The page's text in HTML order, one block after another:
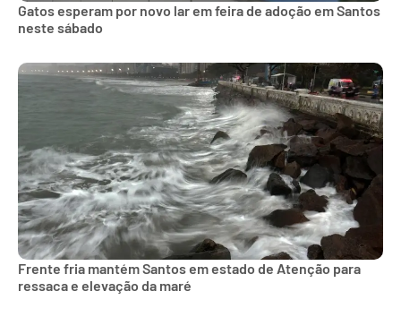
Gatos esperam por novo lar em feira de adoção em Santos
neste sábado
Frente fria mantém Santos em estado de Atenção para
ressaca e elevação da maré